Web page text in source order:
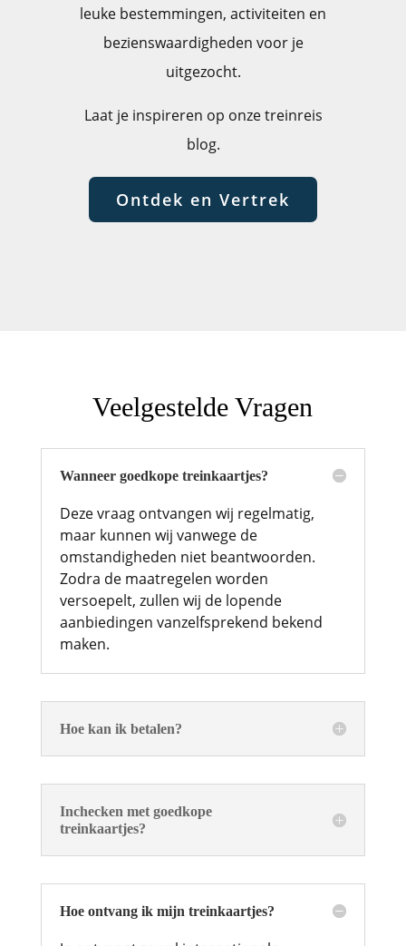
leuke bestemmingen, activiteiten en
bezienswaardigheden voor je
uitgezocht.
Laat je inspireren op onze treinreis
blog.
Ontdek en Vertrek
Veelgestelde Vragen
Wanneer goedkope treinkaartjes?
Deze vraag ontvangen wij regelmatig,
maar kunnen wij vanwege de
omstandigheden niet beantwoorden.
Zodra de maatregelen worden
versoepelt, zullen wij de lopende
aanbiedingen vanzelfsprekend bekend
maken.
Hoe kan ik betalen?
Inchecken met goedkope
treinkaartjes?
Hoe ontvang ik mijn treinkaartjes?